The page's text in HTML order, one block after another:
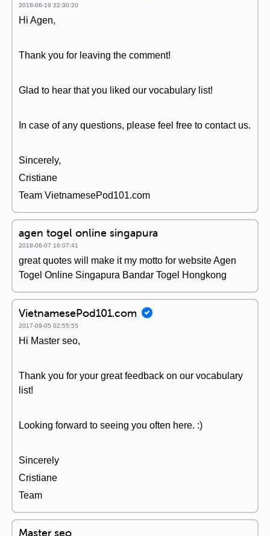
2018-06-19 22:30:20
Hi Agen,
Thank you for leaving the comment!
Glad to hear that you liked our vocabulary list!
In case of any questions, please feel free to contact us.
Sincerely,
Cristiane
Team VietnamesePod101.com
agen togel online singapura
2018-06-07 16:07:41
great quotes will make it my motto for website Agen
Togel Online Singapura Bandar Togel Hongkong
VietnamesePod101.com
2017-09-05 02:55:55
Hi Master seo,
Thank you for your great feedback on our vocabulary
list!
Looking forward to seeing you often here. :)
Sincerely
Cristiane
Team
Master seo